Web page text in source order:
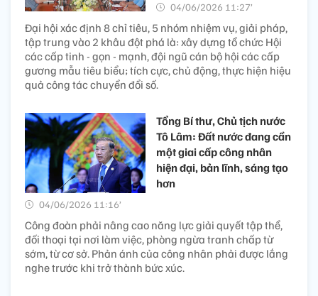
04/06/2026 11:27’
Đại hội xác định 8 chỉ tiêu, 5 nhóm nhiệm vụ, giải pháp,
tập trung vào 2 khâu đột phá là: xây dựng tổ chức Hội
các cấp tinh - gọn - mạnh, đội ngũ cán bộ hội các cấp
gương mẫu tiêu biểu; tích cực, chủ động, thực hiện hiệu
quả công tác chuyển đổi số.
Tổng Bí thư, Chủ tịch nước
Tô Lâm: Đất nước đang cần
một giai cấp công nhân
hiện đại, bản lĩnh, sáng tạo
hơn
04/06/2026 11:16’
Công đoàn phải nâng cao năng lực giải quyết tập thể,
đối thoại tại nơi làm việc, phòng ngừa tranh chấp từ
sớm, từ cơ sở. Phản ánh của công nhân phải được lắng
nghe trước khi trở thành bức xúc.